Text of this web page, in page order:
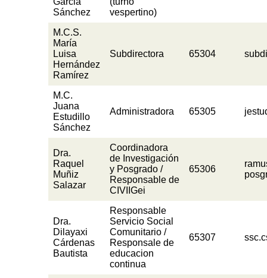
Sánchez
vespertino)
M.C.S.
María
Luisa
Hernández
Ramírez
Subdirectora 65304
M.C.
Juana
Estudillo
Sánchez
Administradora 65305
Dra.
Raquel
Muñiz
Salazar
Coordinadora
de Investigación
y Posgrado /
Responsable de
CIVIIGei
65306
Dra.
Dilayaxi
Cárdenas
Bautista
Responsable
Servicio Social
Comunitario /
Responsale de
educacion
continua
65307